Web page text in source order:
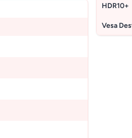
HDR10+
Vesa